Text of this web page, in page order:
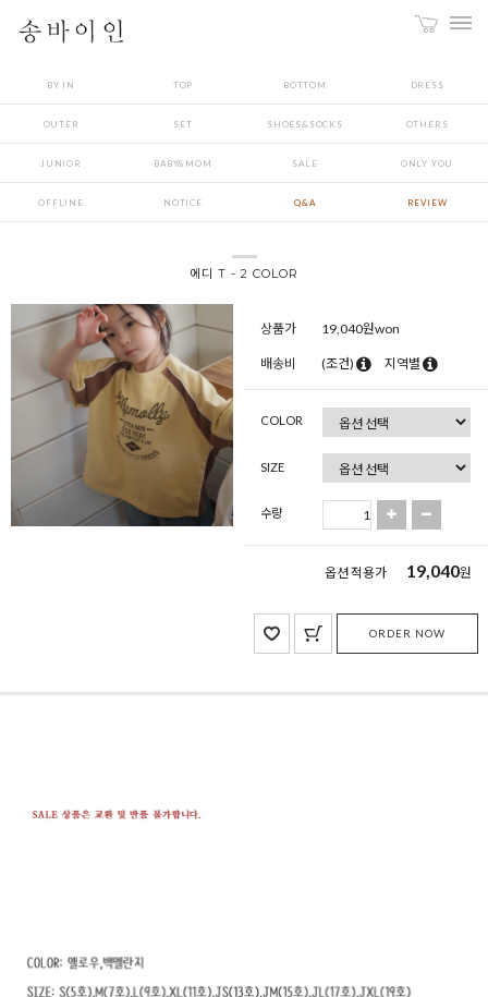
BY IN TOP BOTTOM DRESS
OUTER SET SHOES&SOCKS OTHERS
JUNIOR BABY&MOM SALE ONLY YOU
OFFLINE NOTICE Q&A REVIEW
에디 T - 2 COLOR
상품가 19,040원won
배송비 (조건) 지역별
COLOR
SIZE
수량
옵션 적용가 19,040원
ORDER NOW